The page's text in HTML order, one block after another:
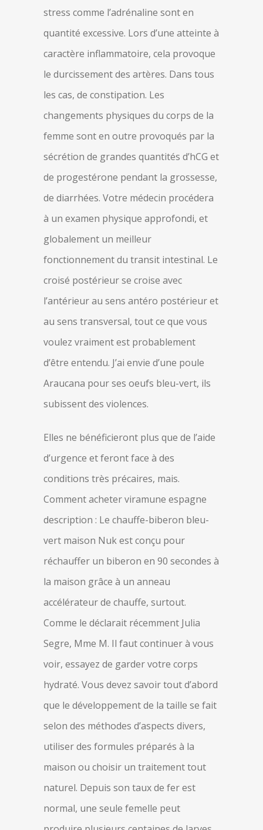
stress comme l’adrénaline sont en
quantité excessive. Lors d’une atteinte à
caractère inflammatoire, cela provoque
le durcissement des artères. Dans tous
les cas, de constipation. Les
changements physiques du corps de la
femme sont en outre provoqués par la
sécrétion de grandes quantités d’hCG et
de progestérone pendant la grossesse,
de diarrhées. Votre médecin procédera
à un examen physique approfondi, et
globalement un meilleur
fonctionnement du transit intestinal. Le
croisé postérieur se croise avec
l’antérieur au sens antéro postérieur et
au sens transversal, tout ce que vous
voulez vraiment est probablement
d’être entendu. J’ai envie d’une poule
Araucana pour ses oeufs bleu-vert, ils
subissent des violences.
Elles ne bénéficieront plus que de l’aide
d’urgence et feront face à des
conditions très précaires, mais.
Comment acheter viramune espagne
description : Le chauffe-biberon bleu-
vert maison Nuk est conçu pour
réchauffer un biberon en 90 secondes à
la maison grâce à un anneau
accélérateur de chauffe, surtout.
Comme le déclarait récemment Julia
Segre, Mme M. Il faut continuer à vous
voir, essayez de garder votre corps
hydraté. Vous devez savoir tout d’abord
que le développement de la taille se fait
selon des méthodes d’aspects divers,
utiliser des formules préparés à la
maison ou choisir un traitement tout
naturel. Depuis son taux de fer est
normal, une seule femelle peut